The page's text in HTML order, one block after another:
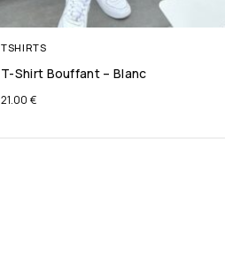
TSHIRTS
T-Shirt Bouffant – Blanc
21.00 €